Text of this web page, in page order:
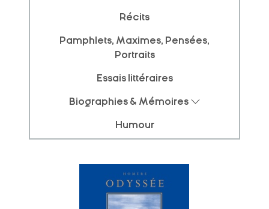
Récits
Pamphlets, Maximes, Pensées,
Portraits
Essais littéraires
Biographies & Mémoires
Humour